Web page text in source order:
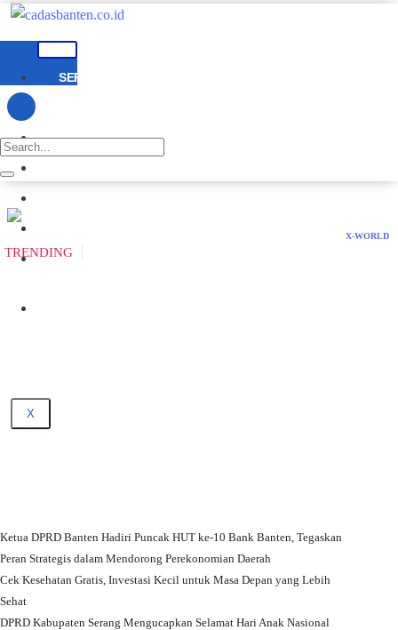
SERANG
CILEGON
NASIONAL
X
X-WORLD
TRENDING
Ketua DPRD Banten Hadiri Puncak HUT ke-10 Bank Banten, Tegaskan
Peran Strategis dalam Mendorong Perekonomian Daerah
Cek Kesehatan Gratis, Investasi Kecil untuk Masa Depan yang Lebih
Sehat
DPRD Kabupaten Serang Mengucapkan Selamat Hari Anak Nasional